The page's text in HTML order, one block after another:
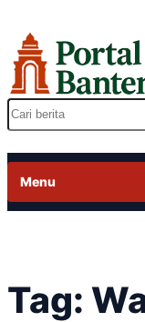
ke
konten
Cari
Menu
Tag: